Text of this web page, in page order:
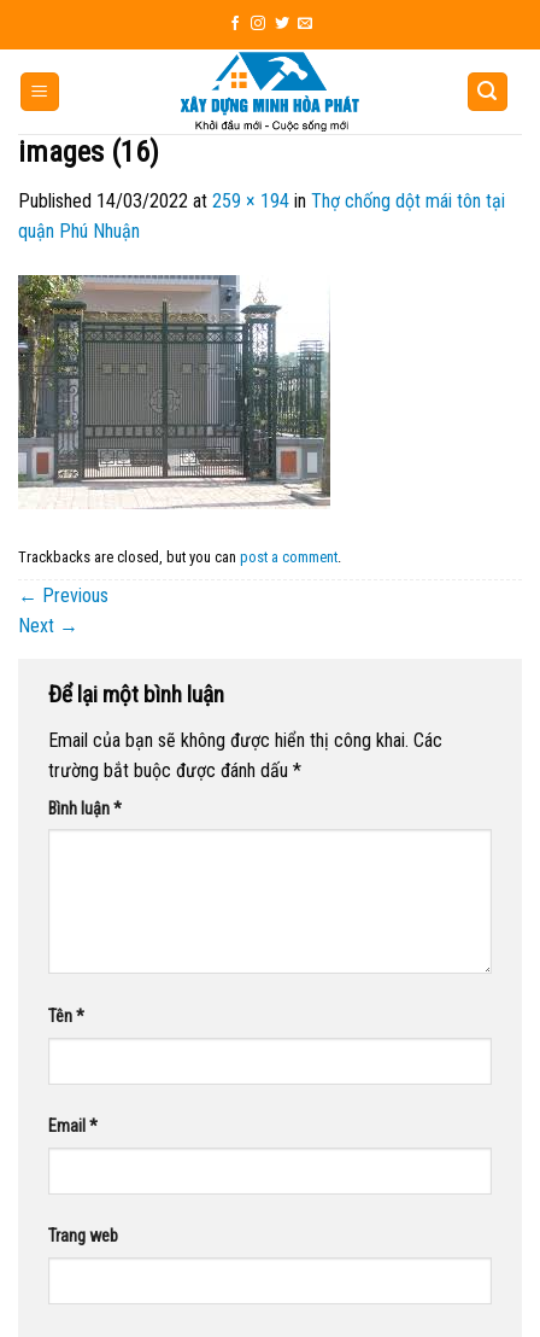
to
content
images (16)
Published 14/03/2022 at 259 × 194 in Thợ chống dột mái tôn tại
quận Phú Nhuận
Trackbacks are closed, but you can post a comment.
← Previous
Next →
Để lại một bình luận
Email của bạn sẽ không được hiển thị công khai. Các
trường bắt buộc được đánh dấu *
Bình luận*
Tên*
Email *
Trang web